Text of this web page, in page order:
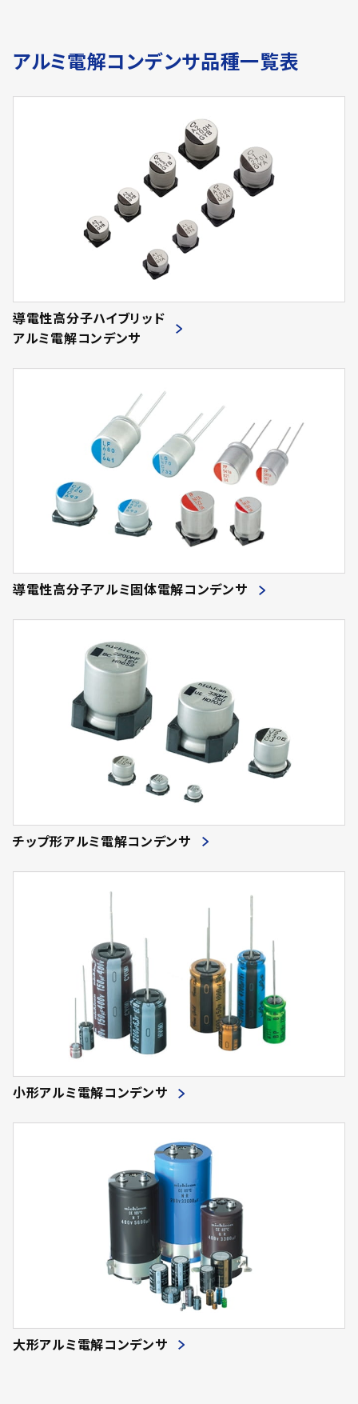
アルミ電解コンデンサ品種一覧表
導電性高分子ハイブリッド
アルミ電解コンデンサ
導電性高分子アルミ固体電解コンデンサ
チップ形アルミ電解コンデンサ
小形アルミ電解コンデンサ
大形アルミ電解コンデンサ